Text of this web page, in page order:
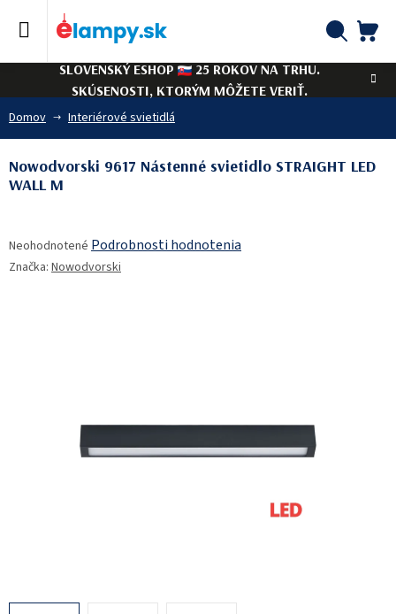
SLOVENSKÝ ESHOP
25 ROKOV NA TRHU.
SKÚSENOSTI, KTORÝM MÔŽETE VERIŤ.
Domov Interiérové svietidlá
Nowodvorski 9617 Nástenné svietidlo STRAIGHT LED
WALL M
hodnotenie
produktu
Neohodnotené Podrobnosti hodnotenia
Značka: Nowodvorski